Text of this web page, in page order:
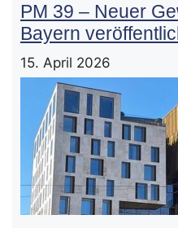
PM 39 – Neuer
Bayern
15. April 2026